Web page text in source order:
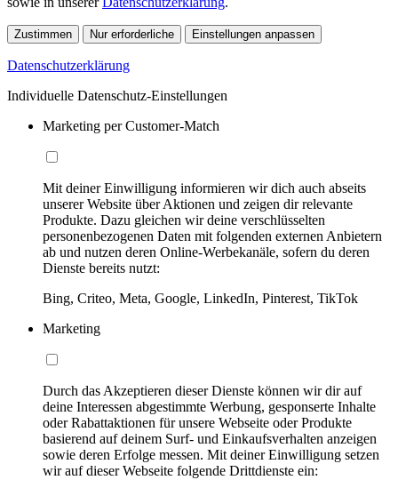
Zustimmen Nur erforderliche Einstellungen anpassen
Datenschutzerklärung
Individuelle Datenschutz-Einstellungen
Marketing per Customer-Match
Mit deiner Einwilligung informieren wir dich auch abseits
unserer Website über Aktionen und zeigen dir relevante
Produkte. Dazu gleichen wir deine verschlüsselten
personenbezogenen Daten mit folgenden externen Anbietern
ab und nutzen deren Online-Werbekanäle, sofern du deren
Dienste bereits nutzt:
Bing, Criteo, Meta, Google, LinkedIn, Pinterest, TikTok
Marketing
Durch das Akzeptieren dieser Dienste können wir dir auf
deine Interessen abgestimmte Werbung, gesponserte Inhalte
oder Rabattaktionen für unsere Webseite oder Produkte
basierend auf deinem Surf- und Einkaufsverhalten anzeigen
sowie deren Erfolge messen. Mit deiner Einwilligung setzen
wir auf dieser Webseite folgende Drittdienste ein: